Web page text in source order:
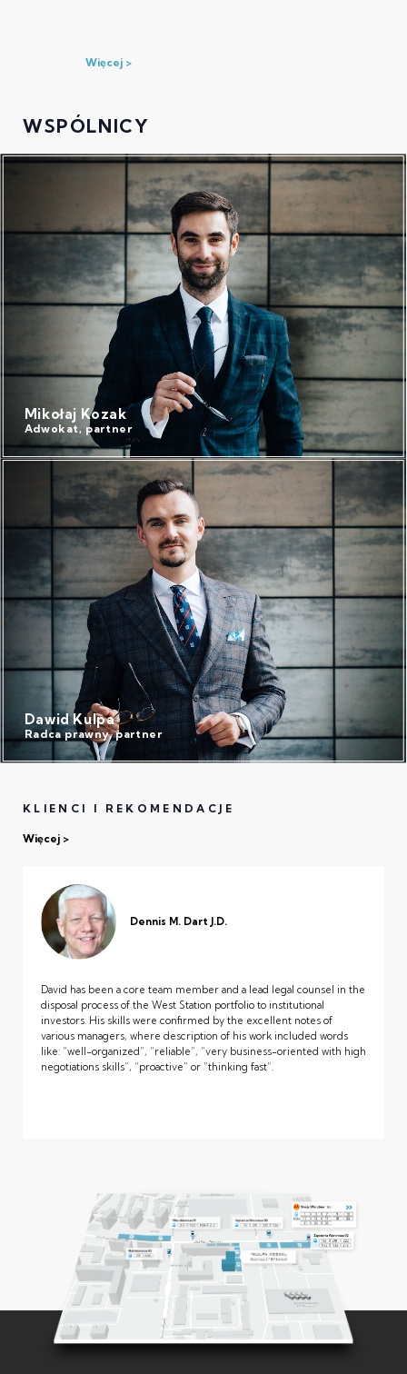
Więcej
WSPÓLNICY
Mikołaj Kozak
Adwokat, partner
Dawid Kulpa
Radca prawny, partner
KLIENCI I REKOMENDACJE
Więcej
Dennis M. Dart J.D.
David has been a core team member and a lead legal counsel in the
disposal process of the West Station portfolio to institutional
investors. His skills were confirmed by the excellent notes of
various managers, where description of his work included words
like: “well-organized”, “reliable”, “very business-oriented with high
negotiations skills”, “proactive” or “thinking fast”.